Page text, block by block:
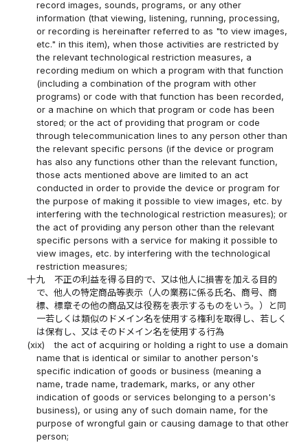
record images, sounds, programs, or any other
information (that viewing, listening, running, processing,
or recording is hereinafter referred to as "to view images,
etc." in this item), when those activities are restricted by
the relevant technological restriction measures, a
recording medium on which a program with that function
(including a combination of the program with other
programs) or code with that function has been recorded,
or a machine on which that program or code has been
stored; or the act of providing that program or code
through telecommunication lines to any person other than
the relevant specific persons (if the device or program
has also any functions other than the relevant function,
those acts mentioned above are limited to an act
conducted in order to provide the device or program for
the purpose of making it possible to view images, etc. by
interfering with the technological restriction measures); or
the act of providing any person other than the relevant
specific persons with a service for making it possible to
view images, etc. by interfering with the technological
restriction measures;
十九
不正の利益を得る目的で、又は他人に損害を加える目的
で、他人の特定商品等表示（人の業務に係る氏名、商号、商
標、標章その他の商品又は役務を表示するものをいう。）と同
一若しくは類似のドメイン名を使用する権利を取得し、若しく
は保有し、又はそのドメイン名を使用する行為
(xix)
the act of acquiring or holding a right to use a domain
name that is identical or similar to another person's
specific indication of goods or business (meaning a
name, trade name, trademark, marks, or any other
indication of goods or services belonging to a person's
business), or using any of such domain name, for the
purpose of wrongful gain or causing damage to that other
person;